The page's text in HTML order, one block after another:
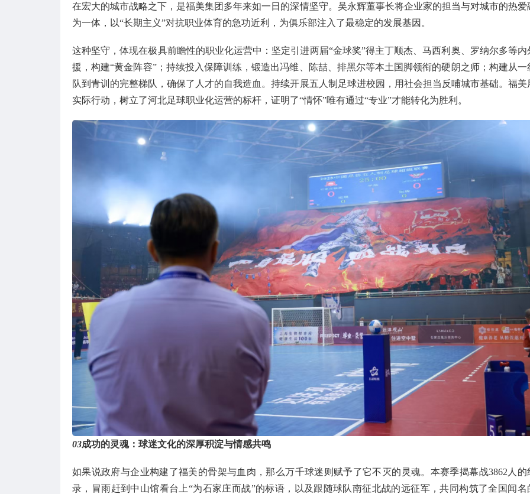
在宏大的城市战略之下，是福美集团多年来如一日的深情坚守。吴永辉董事长将企业家的担当与对城市的热爱
为一体，以“长期主义”对抗职业体育的急功近利，为俱乐部注入了最稳定的发展基因。
这种坚守，体现在极具前瞻性的职业化运营中：坚定引进两届“金球奖”得主丁顺杰、马西利奥、罗纳尔多等内
援，构建“黄金阵容”；持续投入保障训练，锻造出冯维、陈喆、排黑尔等本土国脚领衔的硬朗之师；构建从一
队到青训的完整梯队，确保了人才的自我造血。持续开展五人制足球进校园，用社会担当反哺城市基础。福美
实际行动，树立了河北足球职业化运营的标杆，证明了“情怀”唯有通过“专业”才能转化为胜利。
03成功的灵魂：球迷文化的深厚积淀与情感共鸣
如果说政府与企业构建了福美的骨架与血肉，那么万千球迷则赋予了它不灭的灵魂。本赛季揭幕战3862人的
录，冒雨赶到中山馆看台上“为石家庄而战”的标语，以及跟随球队南征北战的远征军，共同构筑了全国闻名